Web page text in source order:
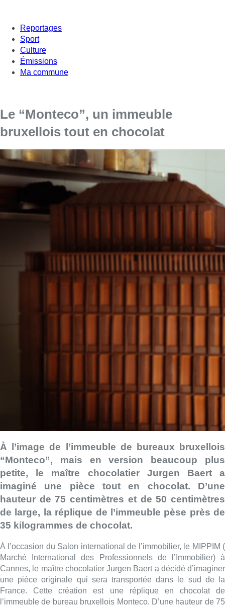
Reportages
Sport
Culture
Émissions
Ma commune
Le “Monteco”, un immeuble
bruxellois tout en chocolat
À l’image de l’immeuble de bureaux bruxellois
“Monteco”, mais en version beaucoup plus
petite, le maître chocolatier Jurgen Baert a
imaginé une pièce tout en chocolat. D’une
hauteur de 75 centimètres et de 50 centimètres
de large, la réplique de l’immeuble pèse près de
35 kilogrammes de chocolat.
À l’occasion du Salon international de l’immobilier, le MIPPIM (
Marché International des Professionnels de l’Immobilier) à
Cannes, le maître chocolatier Jurgen Baert a décidé d’imaginer
une pièce originale qui sera transportée dans le sud de la
France. Cette création est une réplique en chocolat de
l’immeuble de bureau bruxellois Monteco. D’une hauteur de 75